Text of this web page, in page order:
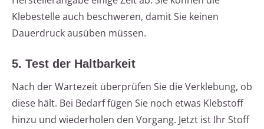
Klebestelle auch beschweren, damit Sie keinen
Dauerdruck ausüben müssen.
5. Test der Haltbarkeit
Nach der Wartezeit überprüfen Sie die Verklebung, ob
diese hält. Bei Bedarf fügen Sie noch etwas Klebstoff
hinzu und wiederholen den Vorgang. Jetzt ist Ihr Stoff